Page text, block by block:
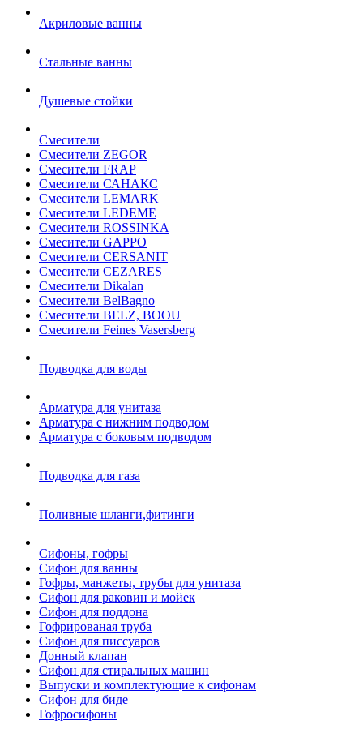
Акриловые ванны
Стальные ванны
Душевые стойки
Смесители
Смесители ZEGOR
Смесители FRAP
Смесители САНАКС
Смесители LEMARK
Смесители LEDEME
Смесители ROSSINKA
Смесители GAPPO
Смесители CERSANIT
Смесители CEZARES
Смесители Dikalan
Смесители BelBagno
Смесители BELZ, BOOU
Смесители Feines Vasersberg
Подводка для воды
Арматура для унитаза
Арматура с нижним подводом
Арматура с боковым подводом
Подводка для газа
Поливные шланги,фитинги
Сифоны, гофры
Сифон для ванны
Гофры, манжеты, трубы для унитаза
Сифон для раковин и мойек
Сифон для поддона
Гофрированая труба
Сифон для писсуаров
Донный клапан
Сифон для стиральных машин
Выпуски и комплектующие к сифонам
Сифон для биде
Гофросифоны